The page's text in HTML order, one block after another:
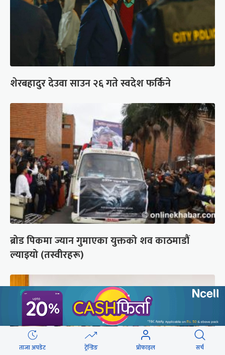
शेरबहादुर देउवा साउन २६ गते स्वदेश फर्किने
ब्रोड पिकमा ज्यान गुमाएका युक्तको शव काठमाडौं
ल्याइयो (तस्वीरहरू)
ताजा अपडेट ट्रेन्डिङ प्रोफाइल सर्च